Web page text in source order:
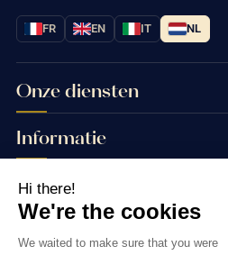
FR EN IT NL
Onze diensten
Informatie
Neem contact met ons op
Hi there!
We're the cookies
We waited to make sure that you were